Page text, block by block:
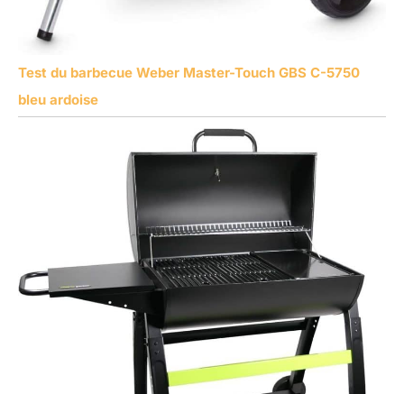
Test du barbecue Weber Master-Touch GBS C-5750
bleu ardoise